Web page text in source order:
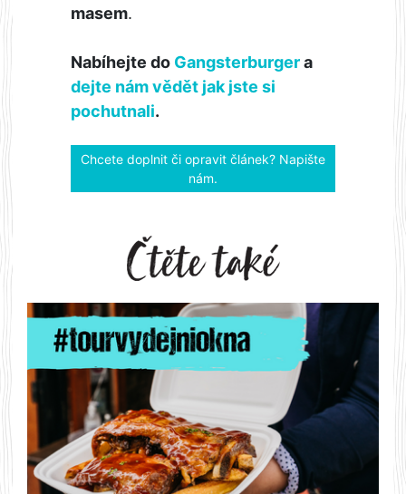
masem.
Nabíhejte do Gangsterburgera
dejte nám vědět jak jste si
pochutnali.
Chcete doplnit či opravit článek? Napište
nám.